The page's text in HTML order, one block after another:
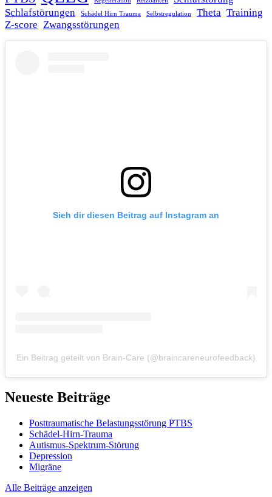
Schlafstörungen
Schädel Hirn Trauma Selbstregulation Theta Training
Z-score Zwangsstörungen
Sieh dir diesen Beitrag auf Instagram an
Ein Beitrag geteilt von Brain-Care (@braincareneurofeedback)
Neueste Beiträge
Posttraumatische Belastungsstörung PTBS
Schädel-Hirn-Trauma
Autismus-Spektrum-Störung
Depression
Migräne
Alle Beiträge anzeigen